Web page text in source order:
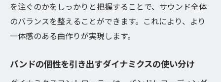
ダイナミクスコントローラーで実現する演
奏の一体感
株式会社バンダミュージックが提案する最新の
最新技術を駆使したダイナミクスコントロ
を注ぐのかをしっかりと把握することで、サウンド全体
のバランスを整えることができます。これにより、より
一体感のある曲作りが実現します。
バンドの個性を引き出すダイナミクスの使い分け